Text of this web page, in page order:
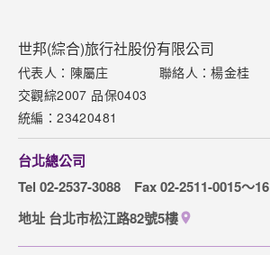
聯絡我們
下載專區
網站導覽
訂購流程說明
取消訂單說明
世邦(綜合)旅行社股份有限公司
代表人：陳屬庄
聯絡人：楊金桂
交觀綜2007 品保0403
統編：23420481
台北總公司
Tel 02-2537-3088
Fax 02-2511-0015～16
地址 台北市松江路82號5樓